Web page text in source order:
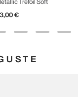
Trefoil Soft
,00 €